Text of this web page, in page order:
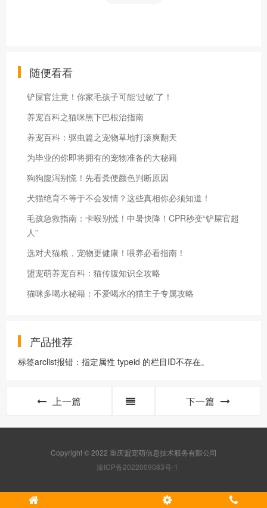
随便看看
铲屎官注意！你家毛孩子可能‘过敏’了！
养宠百科之猫咪黑下巴根治指南
养宠百科：驱虫篇之宠物草地打滚爽翻天
为毕业的你即将拥有的宠物准备的大秘籍
狗狗腹泻别慌！先看粪便颜色判断原因
犬猫绝育不等于不会发情？这些真相你必须知道！
毛孩急救指南：卡喉别慌！中暑快降！CPR秒变“铲屎官超
人”
选对犬猫粮，宠物更健康！喂养必看指南！
盟宠萌养宠百科：猫传腹知识全攻略
猫咪多喝水秘籍：不爱喝水的猫主子专属攻略
产品推荐
标签arclist报错：指定属性 typeid 的栏目ID不存在。
上一篇 下一篇
Copyright © 2022 重庆盟宠萌信息技术服务有限公司
渝ICP备2022009083号-1